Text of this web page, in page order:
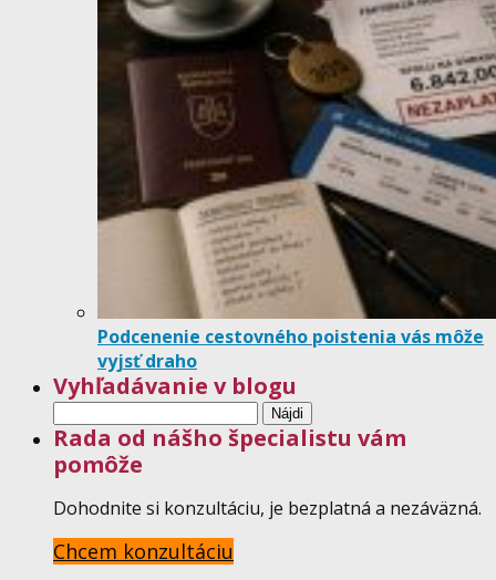
Podcenenie cestovného poistenia vás môže
vyjsť draho
Vyhľadávanie v blogu
Hľadať:
Rada od nášho špecialistu vám
pomôže
Dohodnite si konzultáciu, je bezplatná a nezáväzná.
Chcem konzultáciu